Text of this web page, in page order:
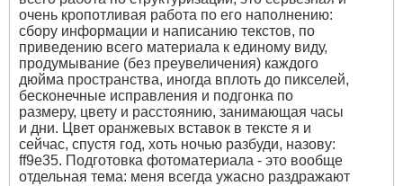
очень кропотливая работа по его наполнению:
сбору информации и написанию текстов, по
приведению всего материала к единому виду,
продумывание (без преувеличения) каждого
дюйма пространства, иногда вплоть до пикселей,
бесконечные исправления и подгонка по
размеру, цвету и расстоянию, занимающая часы
и дни. Цвет оранжевых вставок в тексте я и
сейчас, спустя год, хоть ночью разбуди, назову:
ff9e35. Подготовка фотоматериала - это вообще
отдельная тема: меня всегда ужасно раздражают